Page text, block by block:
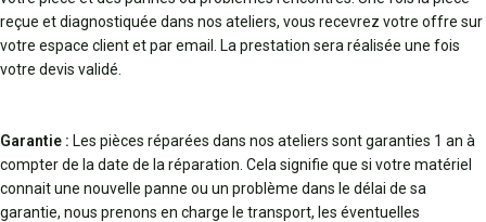
reçue et diagnostiquée dans nos ateliers, vous recevrez votre offre sur
votre espace client et par email. La prestation sera réalisée une fois
votre devis validé.
Garantie : Les pièces réparées dans nos ateliers sont garanties 1 an à
compter de la date de la réparation. Cela signifie que si votre matériel
connait une nouvelle panne ou un problème dans le délai de sa
garantie, nous prenons en charge le transport, les éventuelles